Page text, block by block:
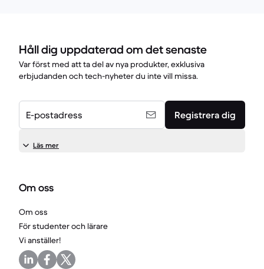
Håll dig uppdaterad om det senaste
Var först med att ta del av nya produkter, exklusiva
erbjudanden och tech-nyheter du inte vill missa.
E-postadress Registrera dig
Läs mer
Om oss
Om oss
För studenter och lärare
Vi anställer!